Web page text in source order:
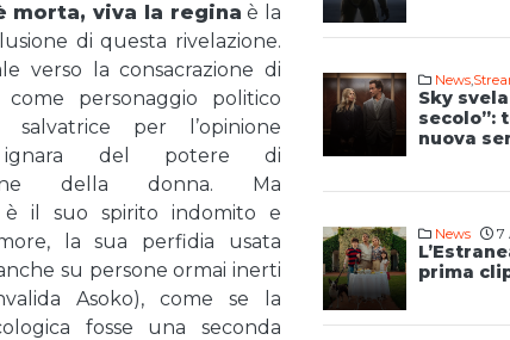
morta, viva la regina è la
di questa rivelazione.
verso la consacrazione di
come personaggio politico
per l’opinione
ignara del potere di
della donna. Ma
il suo spirito indomito e
la sua perfidia usata
su persone ormai inerti
Asoko), come se la
fosse una seconda
News,
Sky
secolo”:
nuova
News 7
prima